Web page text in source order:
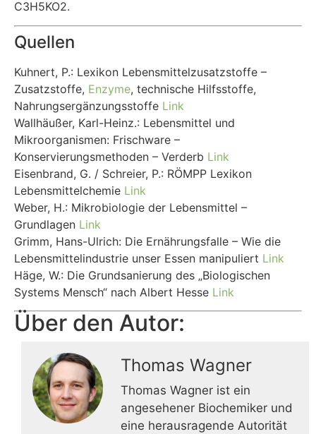
C3H5KO2.
Quellen
Kuhnert, P.: Lexikon Lebensmittelzusatzstoffe –
Zusatzstoffe, Enzyme, technische Hilfsstoffe,
Nahrungsergänzungsstoffe Link
Wallhäußer, Karl-Heinz.: Lebensmittel und
Mikroorganismen: Frischware –
Konservierungsmethoden – Verderb Link
Eisenbrand, G. / Schreier, P.: RÖMPP Lexikon
Lebensmittelchemie Link
Weber, H.: Mikrobiologie der Lebensmittel –
Grundlagen Link
Grimm, Hans-Ulrich: Die Ernährungsfalle – Wie die
Lebensmittelindustrie unser Essen manipuliert Link
Häge, W.: Die Grundsanierung des „Biologischen
Systems Mensch“ nach Albert Hesse Link
Über den Autor:
Thomas Wagner
Thomas Wagner ist ein
angesehener Biochemiker und
eine herausragende Autorität